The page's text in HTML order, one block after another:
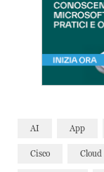
AI App
Cisco Cloud